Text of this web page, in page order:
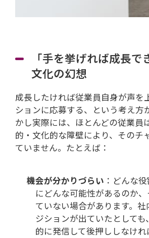
「手を挙げれば成長で
文化の幻想
成長したければ従業員自身が声を
ションに応募する、という考え方
かし実際には、ほとんどの従業員
的・文化的な障壁により、そのチ
ていません。たとえば：
機会が分かりづらい ：どんな
にどんな可能性があるのか
ていない場合があります。
ジションが出ていたとして
的に発信して後押ししなけ